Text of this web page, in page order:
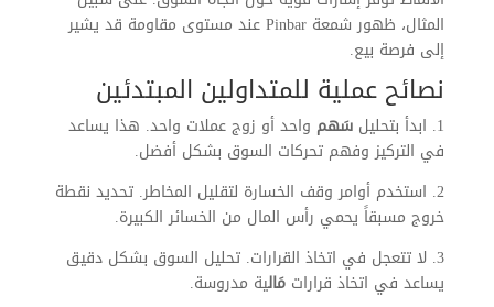
المثال، ظهور شمعة Pinbar عند مستوى مقاومة قد يشير
إلى فرصة بيع.
نصائح عملية للمتداولين المبتدئين
1. ابدأ بتحليل سَهم واحد أو زوج عملات واحد. هذا يساعد
في التركيز وفهم تحركات السوق بشكل أفضل.
2. استخدم أوامر وقف الخسارة لتقليل المخاطر. تحديد نقطة
خروج مسبقاً يحمي رأس المال من الخسائر الكبيرة.
3. لا تتعجل في اتخاذ القرارات. تحليل السوق بشكل دقيق
يساعد في اتخاذ قرارات مَالية مدروسة.